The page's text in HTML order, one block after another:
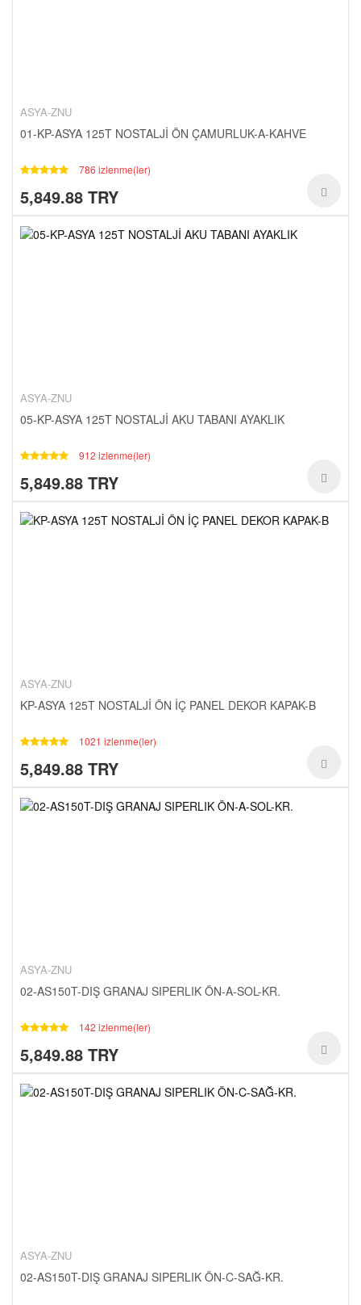
ASYA-ZNU
01-KP-ASYA 125T NOSTALJİ ÖN ÇAMURLUK-A-KAHVE
786 izlenme(ler)
5,849.88 TRY
ASYA-ZNU
05-KP-ASYA 125T NOSTALJİ AKU TABANI AYAKLIK
912 izlenme(ler)
5,849.88 TRY
ASYA-ZNU
KP-ASYA 125T NOSTALJİ ÖN İÇ PANEL DEKOR KAPAK-B
1021 izlenme(ler)
5,849.88 TRY
ASYA-ZNU
02-AS150T-DIŞ GRANAJ SIPERLIK ÖN-A-SOL-KR.
142 izlenme(ler)
5,849.88 TRY
ASYA-ZNU
02-AS150T-DIŞ GRANAJ SIPERLIK ÖN-C-SAĞ-KR.